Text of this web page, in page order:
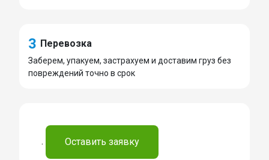
3 Перевозка
Заберем, упакуем, застрахуем и доставим груз без
повреждений точно в срок
. Оставить заявку